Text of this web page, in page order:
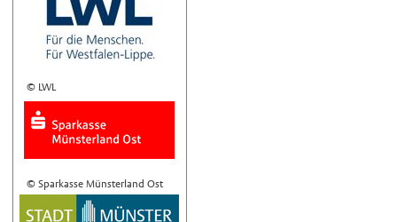
© LWL
© Sparkasse Münsterland Ost